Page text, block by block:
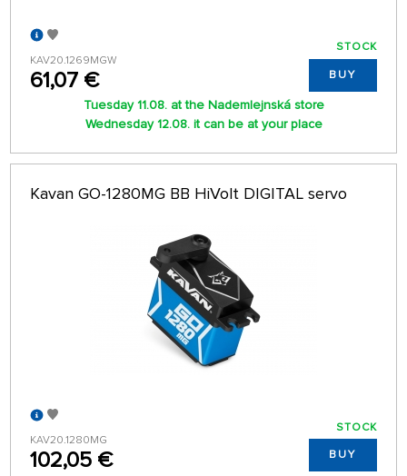
KAV20.1269MGW
61,07 €
STOCK
BUY
Tuesday 11.08. at the Nademlejnská store
Wednesday 12.08. it can be at your place
Kavan GO-1280MG BB HiVolt DIGITAL servo
KAV20.1280MG
102,05 €
STOCK
BUY